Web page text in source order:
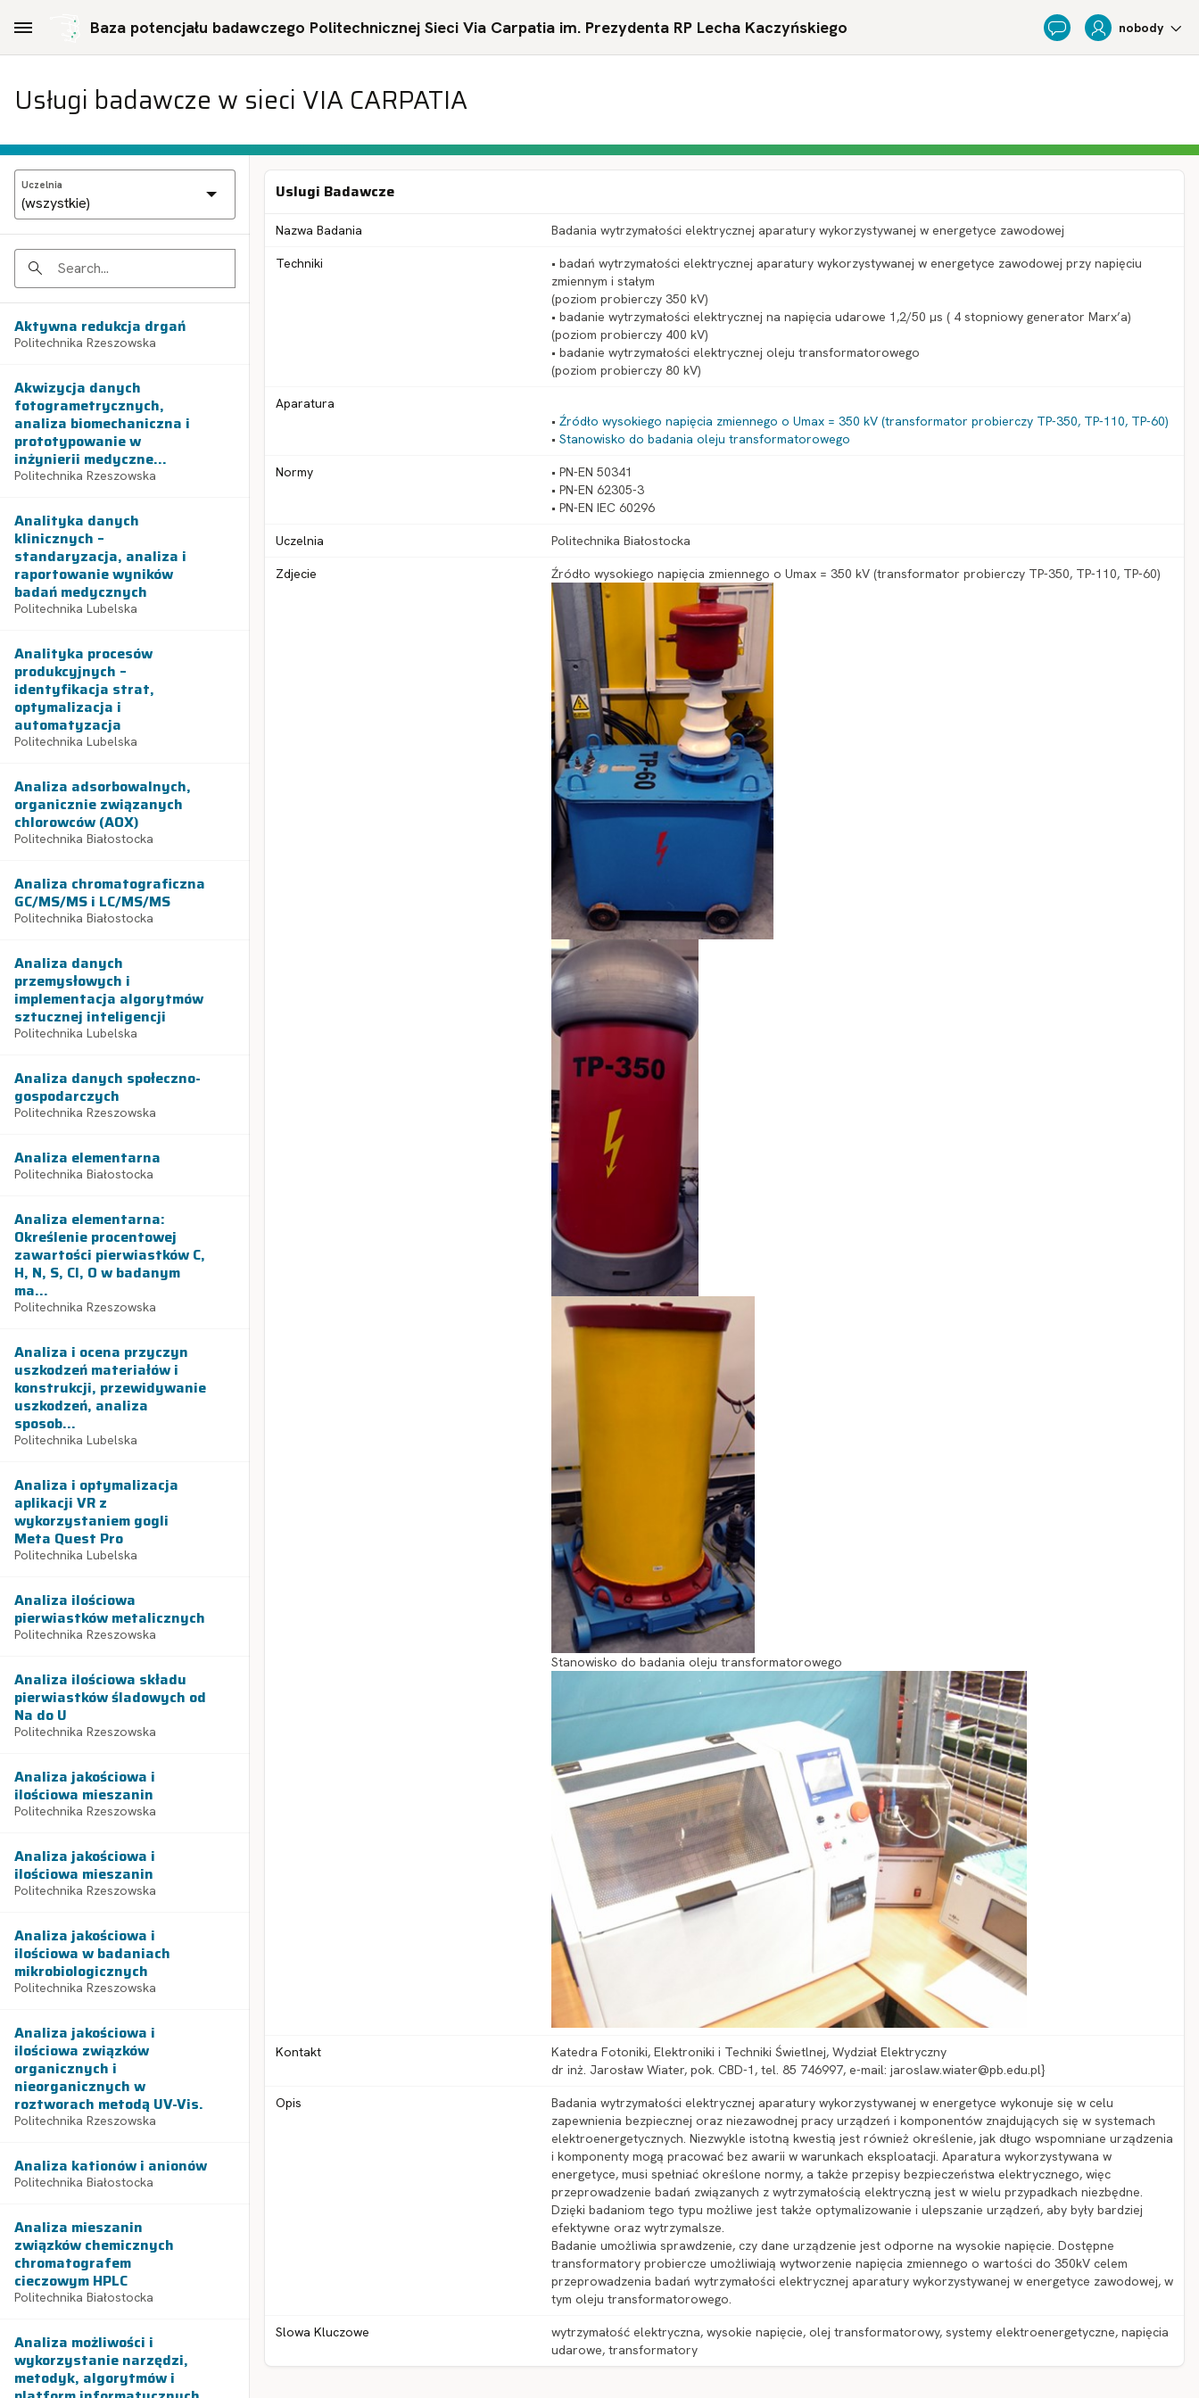
Baza potencjału badawczego Politechnicznej Sieci Via Carpatia im. Prezydenta RP Lecha Kaczyńskiego Feedback nobody
Usługi badawcze w sieci VIA CARPATIA
Uczelnia
Search
Aktywna redukcja drgań
Politechnika Rzeszowska
Akwizycja danych
fotogrametrycznych,
analiza biomechaniczna i
prototypowanie w
inżynierii medyczne...
Politechnika Rzeszowska
Analityka danych
klinicznych –
standaryzacja, analiza i
raportowanie wyników
badań medycznych
Politechnika Lubelska
Analityka procesów
produkcyjnych –
identyfikacja strat,
optymalizacja i
automatyzacja
Politechnika Lubelska
Analiza adsorbowalnych,
organicznie związanych
chlorowców (AOX)
Politechnika Białostocka
Analiza chromatograficzna
GC/MS/MS i LC/MS/MS
Politechnika Białostocka
Analiza danych
przemysłowych i
implementacja algorytmów
sztucznej inteligencji
Politechnika Lubelska
Analiza danych społeczno-
gospodarczych
Politechnika Rzeszowska
Analiza elementarna
Politechnika Białostocka
Analiza elementarna:
Określenie procentowej
zawartości pierwiastków C,
H, N, S, Cl, O w badanym
ma...
Politechnika Rzeszowska
Analiza i ocena przyczyn
uszkodzeń materiałów i
konstrukcji, przewidywanie
uszkodzeń, analiza
sposob...
Politechnika Lubelska
Analiza i optymalizacja
aplikacji VR z
wykorzystaniem gogli
Meta Quest Pro
Politechnika Lubelska
Analiza ilościowa
pierwiastków metalicznych
Politechnika Rzeszowska
Analiza ilościowa składu
pierwiastków śladowych od
Na do U
Politechnika Rzeszowska
Analiza jakościowa i
ilościowa mieszanin
Politechnika Rzeszowska
Analiza jakościowa i
ilościowa mieszanin
Politechnika Rzeszowska
Analiza jakościowa i
ilościowa w badaniach
mikrobiologicznych
Politechnika Rzeszowska
Analiza jakościowa i
ilościowa związków
organicznych i
nieorganicznych w
roztworach metodą UV-Vis.
Politechnika Rzeszowska
Analiza kationów i anionów
Politechnika Białostocka
Analiza mieszanin
związków chemicznych
chromatografem
cieczowym HPLC
Politechnika Białostocka
Analiza możliwości i
wykorzystanie narzędzi,
metodyk, algorytmów i
Uslugi Badawcze
Nazwa Badania Badania wytrzymałości elektrycznej aparatury wykorzystywanej w energetyce zawodowej
Techniki
• badań wytrzymałości elektrycznej aparatury wykorzystywanej w energetyce zawodowej przy napięciu
zmiennym i stałym
(poziom probierczy 350 kV)
• badanie wytrzymałości elektrycznej na napięcia udarowe 1,2/50 µs ( 4 stopniowy generator Marx’a)
(poziom probierczy 400 kV)
• badanie wytrzymałości elektrycznej oleju transformatorowego
(poziom probierczy 80 kV)
Aparatura
• Źródło wysokiego napięcia zmiennego o Umax = 350 kV (transformator probierczy TP-350, TP-110, TP-60)
• Stanowisko do badania oleju transformatorowego
Normy
• PN-EN 50341
• PN-EN 62305-3
• PN-EN IEC 60296
Uczelnia Politechnika Białostocka
Zdjecie Źródło wysokiego napięcia zmiennego o Umax = 350 kV (transformator probierczy TP-350, TP-110, TP-60)
Stanowisko do badania oleju transformatorowego
Kontakt
Katedra Fotoniki, Elektroniki i Techniki Świetlnej, Wydział Elektryczny
dr inż. Jarosław Wiater, pok. CBD-1, tel. 85 746997, e-mail: jaroslaw.wiater@pb.edu.pl}
Opis
Badania wytrzymałości elektrycznej aparatury wykorzystywanej w energetyce wykonuje się w celu
zapewnienia bezpiecznej oraz niezawodnej pracy urządzeń i komponentów znajdujących się w systemach
elektroenergetycznych. Niezwykle istotną kwestią jest również określenie, jak długo wspomniane urządzenia
i komponenty mogą pracować bez awarii w warunkach eksploatacji. Aparatura wykorzystywana w
energetyce, musi spełniać określone normy, a także przepisy bezpieczeństwa elektrycznego, więc
przeprowadzenie badań związanych z wytrzymałością elektryczną jest w wielu przypadkach niezbędne.
Dzięki badaniom tego typu możliwe jest także optymalizowanie i ulepszanie urządzeń, aby były bardziej
efektywne oraz wytrzymalsze.
Badanie umożliwia sprawdzenie, czy dane urządzenie jest odporne na wysokie napięcie. Dostępne
transformatory probiercze umożliwiają wytworzenie napięcia zmiennego o wartości do 350kV celem
przeprowadzenia badań wytrzymałości elektrycznej aparatury wykorzystywanej w energetyce zawodowej, w
tym oleju transformatorowego.
Slowa Kluczowe
wytrzymałość elektryczna, wysokie napięcie, olej transformatorowy, systemy elektroenergetyczne, napięcia
udarowe, transformatory